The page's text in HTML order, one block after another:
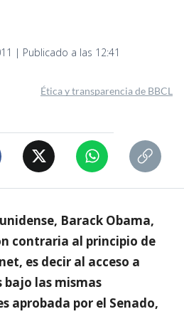
| Publicado a las 12:41
Ética y transparencia de BBCL
Barack Obama,
contraria al principio de
es decir al acceso a
las mismas
aprobada por el Senado,